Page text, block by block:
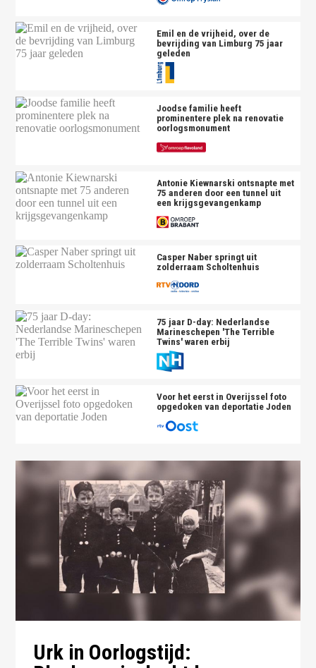
Emil en de vrijheid, over de
bevrijding van Limburg 75 jaar
geleden
Joodse familie heeft
prominentere plek na renovatie
oorlogsmonument
Antonie Kiewnarski ontsnapte met
75 anderen door een tunnel uit
een krijgsgevangenkamp
Casper Naber springt uit
zolderraam Scholtenhuis
75 jaar D-day: Nederlandse
Marineschepen 'The Terrible
Twins' waren erbij
Voor het eerst in Overijssel foto
opgedoken van deportatie Joden
Urk in Oorlogstijd: